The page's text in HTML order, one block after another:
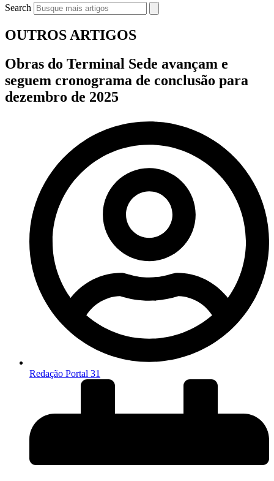
Search
OUTROS ARTIGOS
Obras do Terminal Sede avançam e
seguem cronograma de conclusão para
dezembro de 2025
Redação Portal 31